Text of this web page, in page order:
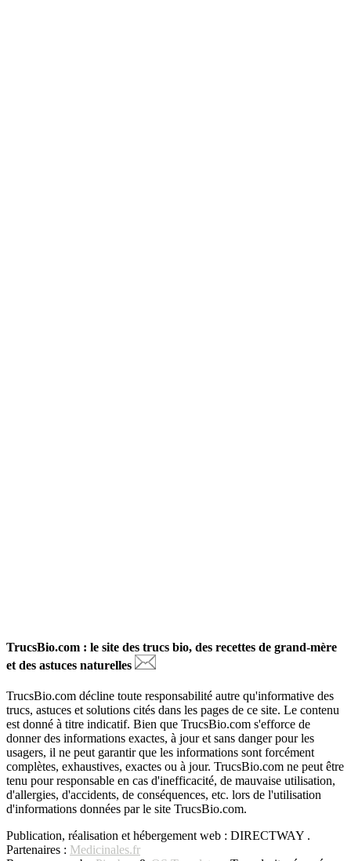
TrucsBio.com : le site des trucs bio, des recettes de grand-mère
et des astuces naturelles
TrucsBio.com décline toute responsabilité autre qu'informative des
trucs, astuces et solutions cités dans les pages de ce site. Le contenu
est donné à titre indicatif. Bien que TrucsBio.com s'efforce de
donner des informations exactes, à jour et sans danger pour les
usagers, il ne peut garantir que les informations sont forcément
complètes, exhaustives, exactes ou à jour. TrucsBio.com ne peut être
tenu pour responsable en cas d'inefficacité, de mauvaise utilisation,
d'allergies, d'accidents, de conséquences, etc. lors de l'utilisation
d'informations données par le site TrucsBio.com.
Publication, réalisation et hébergement web : DIRECTWAY .
Partenaires : Medicinales.fr